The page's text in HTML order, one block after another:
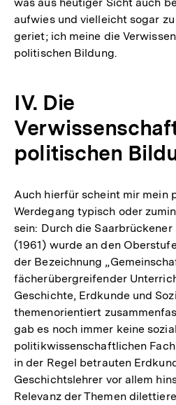
aufwies und vielleicht sogar
geriet; ich meine die
politischen Bildung.
IV. Die
politischen
Auch hierfür scheint mir mein
Werdegang typisch oder
sein: Durch die
(1961) wurde an den
der Bezeichnung
fächerübergreifender
Geschichte, Erdkunde und
themenorientiert
gab es noch immer keine
politikwissenschaftlichen
in der Regel betrauten
Geschichtslehrer vor allem
Relevanz der Themen